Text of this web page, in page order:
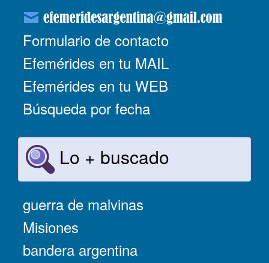
Formulario de contacto
Efemérides en tu MAIL
Efemérides en tu WEB
Búsqueda por fecha
Lo + buscado
guerra de malvinas
Misiones
bandera argentina